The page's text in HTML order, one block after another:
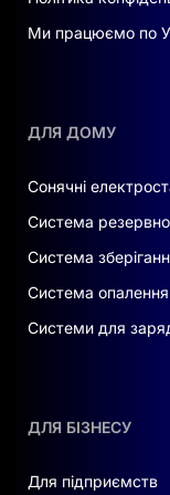
Захист:
Ми працюємо по
ДЛЯ ДОМУ
Сонячні
Система
Система
Система
Системи для
ДЛЯ БІЗНЕСУ
Для підприємств